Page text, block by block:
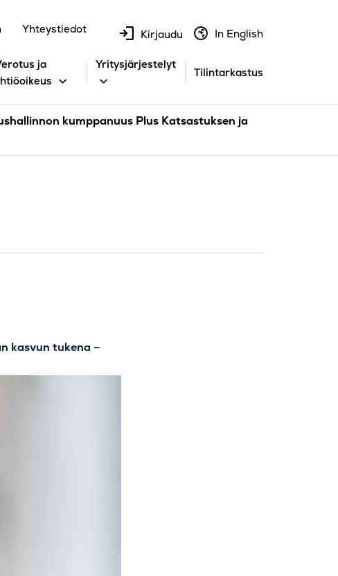
Yhteystiedot Kirjaudu In English
ja
Yritysjärjestelyt
Tilintarkastus
kumppanuus Plus Katsastuksen ja
kasvun tukena –